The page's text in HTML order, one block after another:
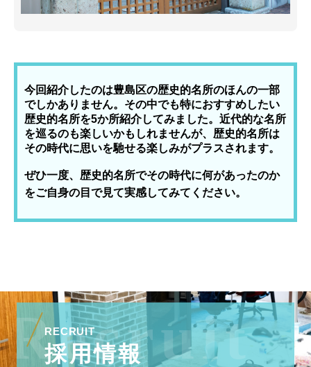
今回紹介したのは豊島区の歴史的名所のほんの一部
でしかありません。その中でも特におすすめしたい
歴史的名所を5か所紹介してみました。近代的な名所
を巡るのも楽しいかもしれませんが、歴史的名所は
その時代に思いを馳せる楽しみがプラスされます。
ぜひ一度、歴史的名所でその時代に何があったのか
をご自身の目で見て実感してみてください。
RECRUIT
採用情報